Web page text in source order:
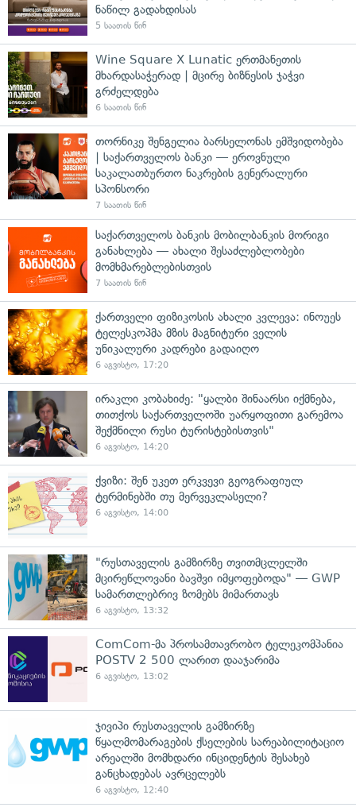
ნაწილ გადახდისას
5 საათის წინ
Wine Square X Lunatic ერთმანეთის
მხარდასაჭერად | მცირე ბიზნესის ჯაჭვი
გრძელდება
6 საათის წინ
თორნიკე შენგელია ბარსელონას ემშვიდობება
| საქართველოს ბანკი — ეროვნული
საკალათბურთო ნაკრების გენერალური
სპონსორი
7 საათის წინ
საქართველოს ბანკის მობილბანკის მორიგი
განახლება — ახალი შესაძლებლობები
მომხმარებლებისთვის
7 საათის წინ
ქართველი ფიზიკოსის ახალი კვლევა: ინოუეს
ტელესკოპმა მზის მაგნიტური ველის
უნიკალური კადრები გადაიღო
6 აგვისტო, 17:20
ირაკლი კობახიძე: "ყალბი შინაარსი იქმნება,
თითქოს საქართველოში უარყოფითი გარემოა
შექმნილი რუსი ტურისტებისთვის"
6 აგვისტო, 14:20
ქვიზი: შენ უკეთ ერკვევი გეოგრაფიულ
ტერმინებში თუ მერვეკლასელი?
6 აგვისტო, 14:00
"რუსთაველის გამზირზე თვითმცლელში
მცირეწლოვანი ბავშვი იმყოფებოდა" — GWP
სამართლებრივ ზომებს მიმართავს
6 აგვისტო, 13:32
ComCom-მა პროსამთავრობო ტელეკომპანია
POSTV 2 500 ლარით დააჯარიმა
6 აგვისტო, 13:02
ჯივიპი რუსთაველის გამზირზე
წყალმომარაგების ქსელების სარეაბილიტაციო
არეალში მომხდარი ინციდენტის შესახებ
განცხადებას ავრცელებს
6 აგვისტო, 12:40